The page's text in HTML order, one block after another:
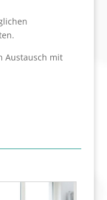
Austausch mit